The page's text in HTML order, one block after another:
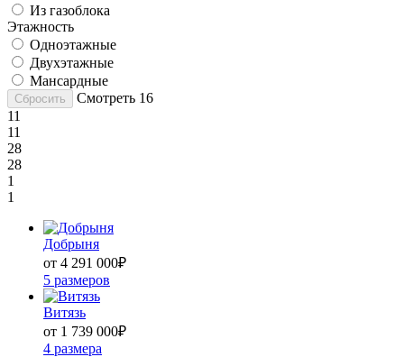
Из газоблока
Этажность
Одноэтажные
Двухэтажные
Мансардные
Сбросить Смотреть 16
11
11
28
28
1
1
Добрыня
от 4 291 000₽
5 размеров
Витязь
от 1 739 000₽
4 размера